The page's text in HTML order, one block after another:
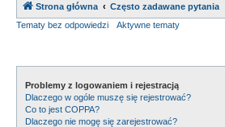
Strona główna
Często zadawane pytania
Tematy bez odpowiedzi
Aktywne tematy
Problemy z logowaniem i rejestracją
Dlaczego w ogóle muszę się rejestrować?
Co to jest COPPA?
Dlaczego nie mogę się zarejestrować?